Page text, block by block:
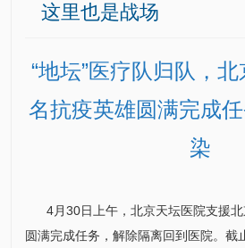
这里也是战场
“地坛”医疗队归队，
名抗疫英雄圆满完成
染
4月30日上午，北京天坛医院支援北
圆满完成任务，解除隔离回到医院。截